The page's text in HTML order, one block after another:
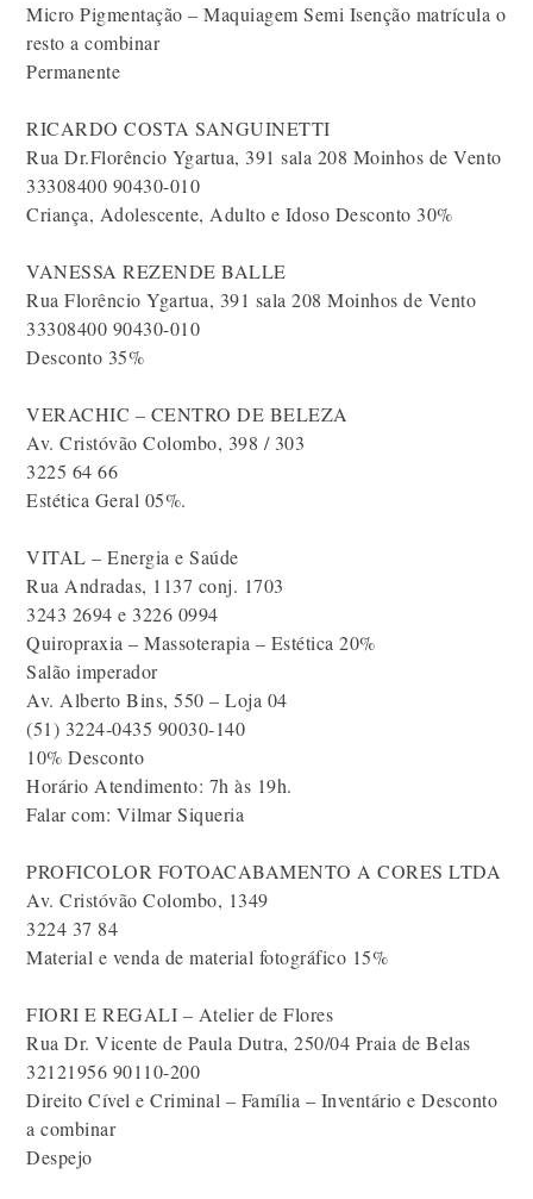
Micro Pigmentação – Maquiagem Semi Isenção matrícula o
resto a combinar
Permanente
RICARDO COSTA SANGUINETTI
Rua Dr.Florêncio Ygartua, 391 sala 208 Moinhos de Vento
33308400 90430-010
Criança, Adolescente, Adulto e Idoso Desconto 30%
VANESSA REZENDE BALLE
Rua Florêncio Ygartua, 391 sala 208 Moinhos de Vento
33308400 90430-010
Desconto 35%
VERACHIC – CENTRO DE BELEZA
Av. Cristóvão Colombo, 398 / 303
3225 64 66
Estética Geral 05%.
VITAL – Energia e Saúde
Rua Andradas, 1137 conj. 1703
3243 2694 e 3226 0994
Quiropraxia – Massoterapia – Estética 20%
Salão imperador
Av. Alberto Bins, 550 – Loja 04
(51) 3224-0435 90030-140
10% Desconto
Horário Atendimento: 7h às 19h.
Falar com: Vilmar Siqueria
PROFICOLOR FOTOACABAMENTO A CORES LTDA
Av. Cristóvão Colombo, 1349
3224 37 84
Material e venda de material fotográfico 15%
FIORI E REGALI – Atelier de Flores
Rua Dr. Vicente de Paula Dutra, 250/04 Praia de Belas
32121956 90110-200
Direito Cível e Criminal – Família – Inventário e Desconto
a combinar
Despejo